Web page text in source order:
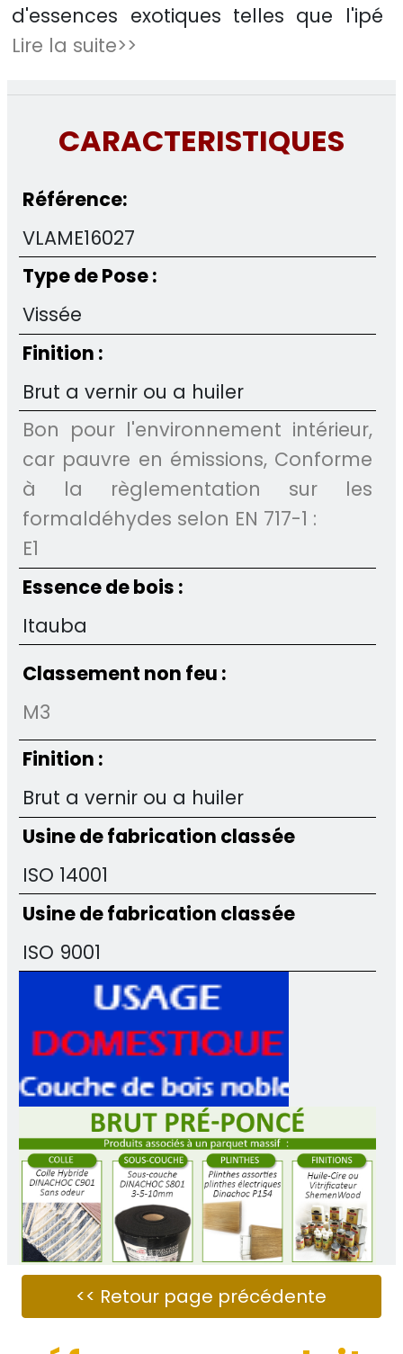
d'essences exotiques telles que l'ipé
Lire la suite>>
CARACTERISTIQUES
Référence:
VLAME16027
Type de Pose :
Vissée
Finition :
Brut a vernir ou a huiler
Bon pour l'environnement intérieur,
car pauvre en émissions, Conforme
à la règlementation sur les
formaldéhydes selon EN 717-1 :
E1
Essence de bois :
Itauba
Classement non feu :
M3
Finition :
Brut a vernir ou a huiler
Usine de fabrication classée
ISO 14001
Usine de fabrication classée
ISO 9001